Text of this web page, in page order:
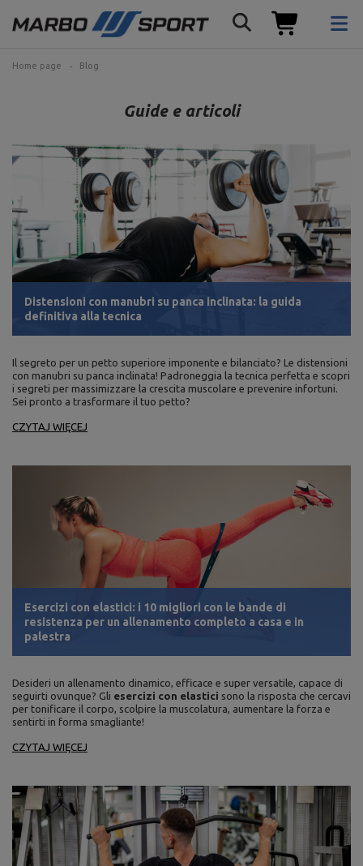
Home page Blog
Guide e articoli
Distensioni con manubri su panca inclinata: la guida
definitiva alla tecnica
Il segreto per un petto superiore imponente e bilanciato? Le distensioni
con manubri su panca inclinata! Padroneggia la tecnica perfetta e scopri
i segreti per massimizzare la crescita muscolare e prevenire infortuni.
Sei pronto a trasformare il tuo petto?
CZYTAJ WIĘCEJ
Esercizi con elastici: i 10 migliori con le bande di
resistenza per un allenamento completo a casa e in
palestra
Desideri un allenamento dinamico, efficace e super versatile, capace di
seguirti ovunque? Gli esercizi con elastici sono la risposta che cercavi
per tonificare il corpo, scolpire la muscolatura, aumentare la forza e
sentirti in forma smagliante!
CZYTAJ WIĘCEJ